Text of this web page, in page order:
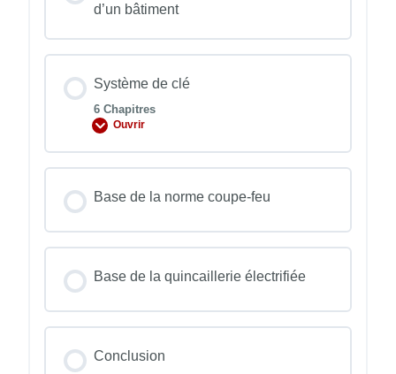
d’un bâtiment
Système de clé
6 Chapitres
Ouvrir
Système
clé
Base de la norme coupe-feu
Base de la quincaillerie électrifiée
Conclusion